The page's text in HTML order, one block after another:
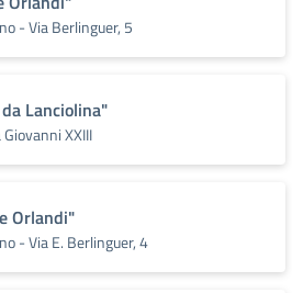
- Via Berlinguer, 5
Lanciolina"
XXIII
Orlandi"
- Via E. Berlinguer, 4